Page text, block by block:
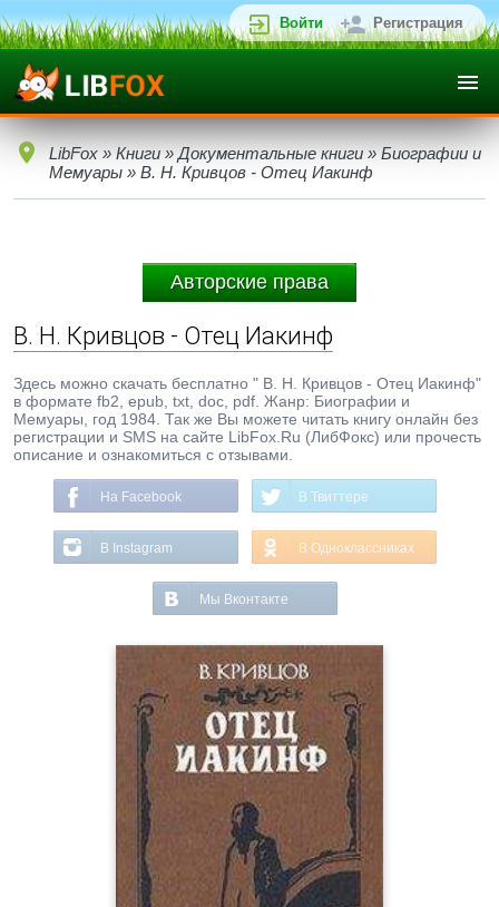
Войти Регистрация
LibFox » Книги » Документальные книги » Биографии и
Мемуары » В. Н. Кривцов - Отец Иакинф
Авторские права
В. Н. Кривцов - Отец Иакинф
Здесь можно скачать бесплатно " В. Н. Кривцов - Отец Иакинф"
в формате fb2, epub, txt, doc, pdf. Жанр: Биографии и
Мемуары, год 1984. Так же Вы можете читать книгу онлайн без
регистрации и SMS на сайте LibFox.Ru (ЛибФокс) или прочесть
описание и ознакомиться с отзывами.
На Facebook В Твиттере
В Instagram В Одноклассниках
Мы Вконтакте